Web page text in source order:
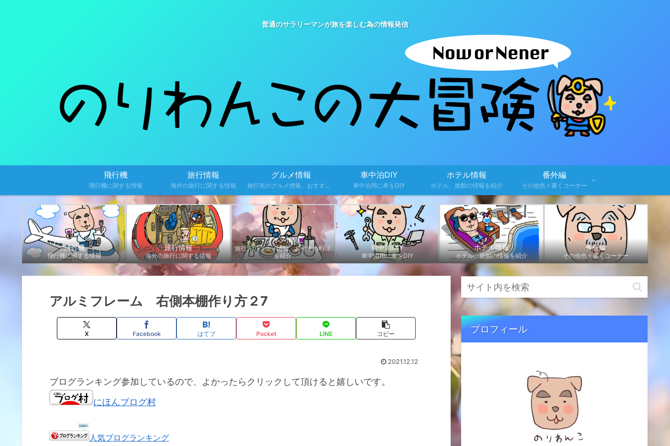
普通のサラリーマンが旅を楽しむ為の情報発信
飛行機
飛行機に関する情報
旅行情報
海外の旅行に関する情報
グルメ情報
旅行先のグルメ情報、おすすめ料理を紹介
車中泊DIY
車中泊用に車をDIY
ホテル情報
ホテル、旅館の情報を紹介
番外編
その他色々書くコーナー
飛行機
飛行機に関する情報
旅行情報
海外の旅行に関する情報
グルメ情報
旅行先のグルメ情報、おすすめ料理
を紹介
車中泊DIY
車中泊用に車をDIY
ホテル情報
ホテル、旅館の情報を紹介
番外編
その他色々書くコーナー
アルミフレーム 右側本棚作り方２7
X Facebook はてブ Pocket LINE コピー
2021.12.12
ブログランキング参加しているので、よかったらクリックして頂けると嬉しいです。
にほんブログ村
人気ブログランキング
プロフィール